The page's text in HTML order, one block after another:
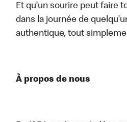
Et qu’un sourire peut faire
dans la journée de
authentique, tout
À propos de nous